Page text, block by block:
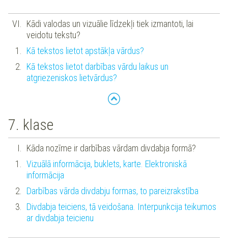
Kādi valodas un vizuālie līdzekļi tiek izmantoti, lai
veidotu tekstu?
Kā tekstos lietot apstākļa vārdus?
Kā tekstos lietot darbības vārdu laikus un
atgriezeniskos lietvārdus?
7. klase
Kāda nozīme ir darbības vārdam divdabja formā?
Vizuālā informācija, buklets, karte. Elektroniskā
informācija
Darbības vārda divdabju formas, to pareizrakstība
Divdabja teiciens, tā veidošana. Interpunkcija teikumos
ar divdabja teicienu